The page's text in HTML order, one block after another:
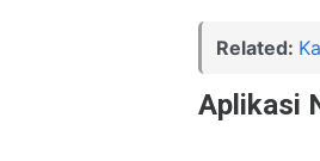
Related:
Aplikasi